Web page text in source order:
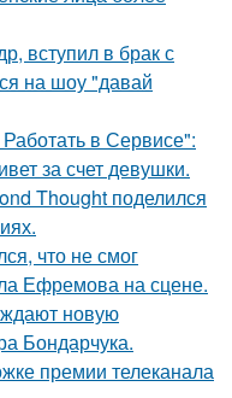
вступил в брак с
на шоу "давай
в Сервисе":
за счет девушки.
Thought поделился
что не смог
Ефремова на сцене.
новую
Бондарчука.
премии телеканала